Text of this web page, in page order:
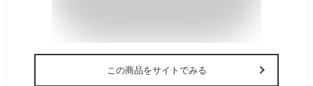
この商品をサイトでみる